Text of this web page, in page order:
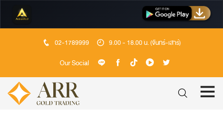
02-1789999 9.00 - 18.00 น. (จันทร์-เสาร์)
Our Social